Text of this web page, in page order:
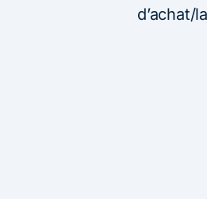
d’achat/